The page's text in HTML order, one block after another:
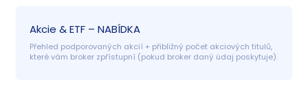
Akcie & ETF – NABÍDKA
Přehled podporovaných akcií + přibližný počet akciových titulů,
které vám broker zpřístupní (pokud broker daný údaj poskytuje).